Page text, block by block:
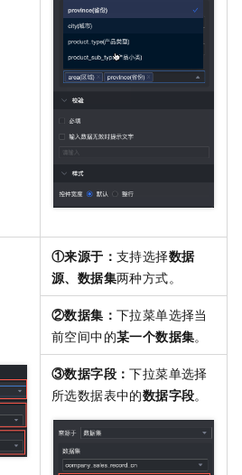
①来源于： 支持选择数据
源、数据集两种方式。
②数据集： 下拉菜单选择当
前空间中的某一个数据集。
③数据字段：下拉菜单选择
所选数据表中的数据字段。